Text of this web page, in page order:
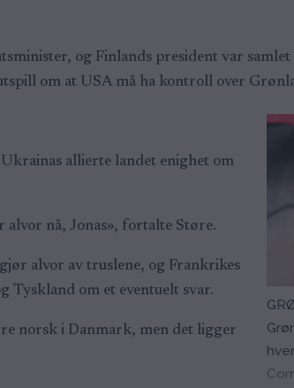
og Finlands president var
om at USA må ha kontroll over
allierte landet enighet om
alvor nå, Jonas», fortalte Støre.
alvor av truslene, og Frankrikes
Tyskland om et eventuelt svar.
norsk i Danmark, men det ligger